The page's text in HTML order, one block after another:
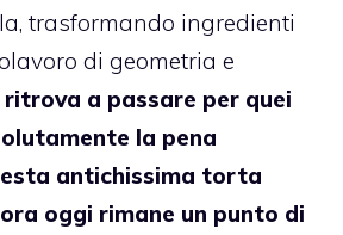
trasformando ingredienti
di geometria e
ritrova a passare per quei
la pena
antichissima torta
oggi rimane un punto di